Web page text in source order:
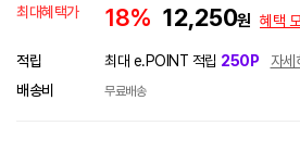
최대혜택가
18% 12,250원 혜택
적립 최대 e.POINT 적립 250P
자세
배송비
무료배송